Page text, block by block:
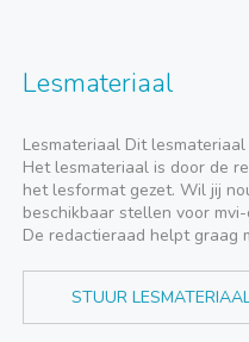
Lesmateriaal
Lesmateriaal Dit
Het lesmateriaal is door de
het lesformat gezet. Wil jij
beschikbaar stellen voor
De redactieraad helpt graag
STUUR